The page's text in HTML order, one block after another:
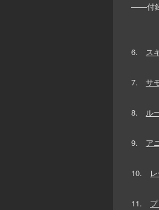
――付
6. ス
7. サ
8. ル
9. ア
10.
11.